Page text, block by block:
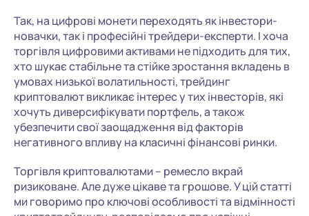
Так, на цифрові монети переходять як інвестори-
новачки, так і професійні трейдери-експерти. І хоча
торгівля цифровими активами не підходить для тих,
хто шукає стабільне та стійке зростання вкладень в
умовах низької волатильності, трейдинг
криптовалют викликає інтерес у тих інвесторів, які
хочуть диверсифікувати портфель, а також
убезпечити свої заощадження від факторів
негативного впливу на класичні фінансові ринки.
Торгівля криптовалютами – ремесло вкрай
ризиковане. Але дуже цікаве та грошове. У цій статті
ми говоримо про ключові особливості та відмінності